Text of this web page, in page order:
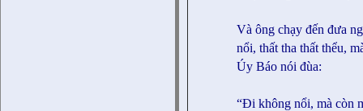
Và ông chạy đến đưa
nổi, thất tha thất thểu,
Úy Báo nói đùa:
“Đi không nổi, mà còn